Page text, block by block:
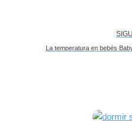
La temperatura en bebés